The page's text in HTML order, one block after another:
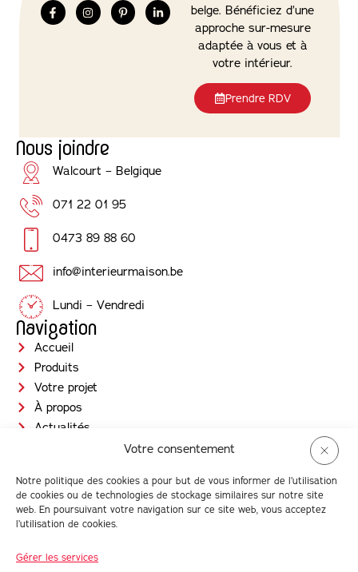
Votre consentement
Notre politique des cookies a pour but de vous informer de l’utilisation
de cookies ou de technologies de stockage similaires sur notre site
web. En poursuivant votre navigation sur ce site web, vous acceptez
l’utilisation de cookies.
Gérer les services
belge. Bénéficiez d’une
approche sur-mesure
adaptée à vous et à
votre intérieur.
Prendre RDV
Nous joindre
Walcourt – Belgique
071 22 01 95
0473 89 88 60
info@interieurmaison.be
Lundi – Vendredi
Navigation
Accueil
Produits
Votre projet
À propos
Actualités
Prendre RDV
Newsletter